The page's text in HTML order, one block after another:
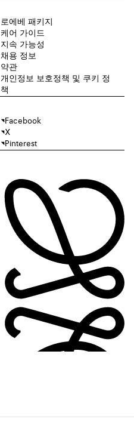
로에베 패키지
케어 가이드
지속 가능성
채용 정보
약관
개인정보 보호정책 및 쿠키 정
책
Facebook
X
Pinterest